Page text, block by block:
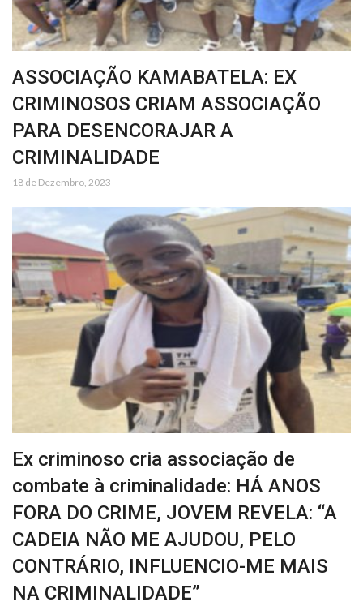
ASSOCIAÇÃO KAMABATELA: EX
CRIMINOSOS CRIAM ASSOCIAÇÃO
PARA DESENCORAJAR A
CRIMINALIDADE
18 de Dezembro, 2023
Ex criminoso cria associação de
combate à criminalidade: HÁ ANOS
FORA DO CRIME, JOVEM REVELA: “A
CADEIA NÃO ME AJUDOU, PELO
CONTRÁRIO, INFLUENCIO-ME MAIS
NA CRIMINALIDADE”